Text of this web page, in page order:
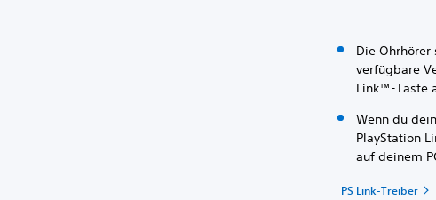
Die Ohrhörer
verfügbare
Link™-Taste
Wenn du
PlayStation
auf deinem
PS Link-Treiber